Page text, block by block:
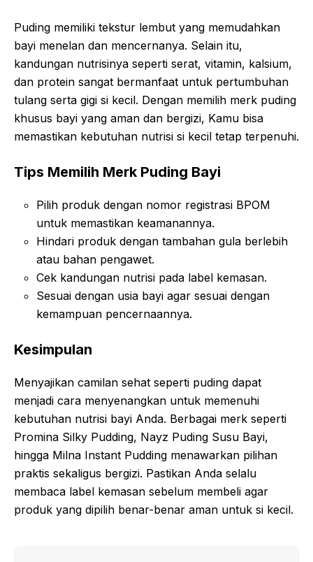
Puding memiliki tekstur lembut yang memudahkan
bayi menelan dan mencernanya. Selain itu,
kandungan nutrisinya seperti serat, vitamin, kalsium,
dan protein sangat bermanfaat untuk pertumbuhan
tulang serta gigi si kecil. Dengan memilih merk puding
khusus bayi yang aman dan bergizi, Kamu bisa
memastikan kebutuhan nutrisi si kecil tetap terpenuhi.
Tips Memilih Merk Puding Bayi
Pilih produk dengan nomor registrasi BPOM
untuk memastikan keamanannya.
Hindari produk dengan tambahan gula berlebih
atau bahan pengawet.
Cek kandungan nutrisi pada label kemasan.
Sesuai dengan usia bayi agar sesuai dengan
kemampuan pencernaannya.
Kesimpulan
Menyajikan camilan sehat seperti puding dapat
menjadi cara menyenangkan untuk memenuhi
kebutuhan nutrisi bayi Anda. Berbagai merk seperti
Promina Silky Pudding, Nayz Puding Susu Bayi,
hingga Milna Instant Pudding menawarkan pilihan
praktis sekaligus bergizi. Pastikan Anda selalu
membaca label kemasan sebelum membeli agar
produk yang dipilih benar-benar aman untuk si kecil.